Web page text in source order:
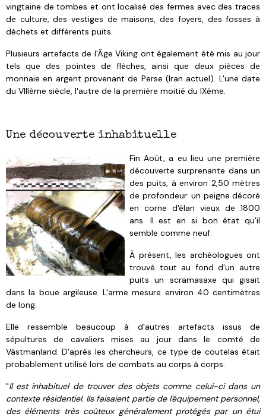
vingtaine de tombes et ont localisé des fermes avec des traces
de culture, des vestiges de maisons, des foyers, des fosses à
déchets et différents puits.
Plusieurs artefacts de l'Âge Viking ont également été mis au jour
tels que des pointes de flèches, ainsi que deux pièces de
monnaie en argent provenant de Perse (Iran actuel). L'une date
du VIIIème siècle, l'autre de la première moitié du IXème.
Une découverte inhabituelle
Fin Août, a eu lieu une première
découverte surprenante dans un
des puits, à environ 2,50 mètres
de profondeur: un peigne décoré
en corne d'élan vieux de 1800
ans. Il est en si bon état qu'il
semble comme neuf.
À présent, les archéologues ont
trouvé tout au fond d'un autre
puits un scramasaxe qui gisait
dans la boue argileuse. L'arme mesure environ 40 centimètres
de long.
Elle ressemble beaucoup à d'autres artefacts issus de
sépultures de cavaliers mises au jour dans le comté de
Västmanland. D'après les chercheurs, ce type de coutelas était
probablement utilisé lors de combats au corps à corps.
"Il est inhabituel de trouver des objets comme celui-ci dans un
contexte résidentiel. Ils faisaient partie de l'équipement personnel,
des éléments très coûteux généralement protégés par un étui